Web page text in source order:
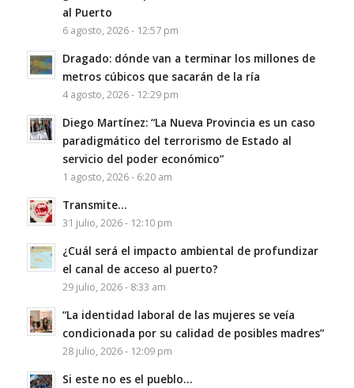
al Puerto
6 agosto, 2026 - 12:57 pm
Dragado: dónde van a terminar los millones de
metros cúbicos que sacarán de la ría
4 agosto, 2026 - 12:29 pm
Diego Martínez: “La Nueva Provincia es un caso
paradigmático del terrorismo de Estado al
servicio del poder económico”
1 agosto, 2026 - 6:20 am
Transmite…
31 julio, 2026 - 12:10 pm
¿Cuál será el impacto ambiental de profundizar
el canal de acceso al puerto?
29 julio, 2026 - 8:33 am
“La identidad laboral de las mujeres se veía
condicionada por su calidad de posibles madres”
28 julio, 2026 - 12:09 pm
Si este no es el pueblo…